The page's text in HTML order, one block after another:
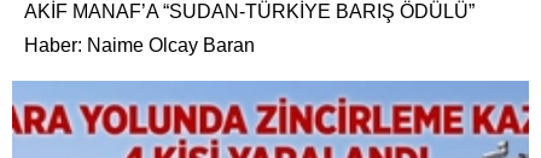
AKİF MANAF’A “SUDAN-TÜRKİYE BARIŞ ÖDÜLÜ”
Haber: Naime Olcay Baran